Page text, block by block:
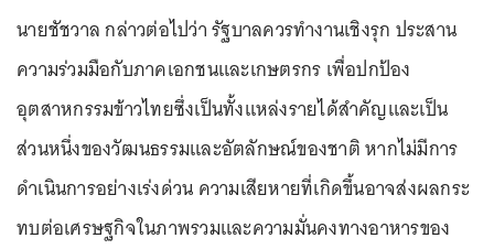
นายชัชวาล กล่าวต่อไปว่า รัฐบาลควรทำงานเชิงรุก ประสาน
ความร่วมมือกับภาคเอกชนและเกษตรกร เพื่อปกป้อง
อุตสาหกรรมข้าวไทยซึ่งเป็นทั้งแหล่งรายได้สำคัญและเป็น
ส่วนหนึ่งของวัฒนธรรมและอัตลักษณ์ของชาติ หากไม่มีการ
ดำเนินการอย่างเร่งด่วน ความเสียหายที่เกิดขึ้นอาจส่งผลกระ
ทบต่อเศรษฐกิจในภาพรวมและความมั่นคงทางอาหารของ